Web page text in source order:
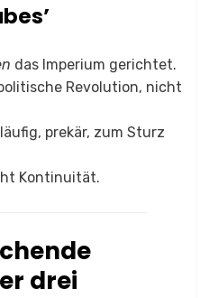
das Imperium gerichtet.
Revolution, nicht
prekär, zum Sturz
Kontinuität.
drei